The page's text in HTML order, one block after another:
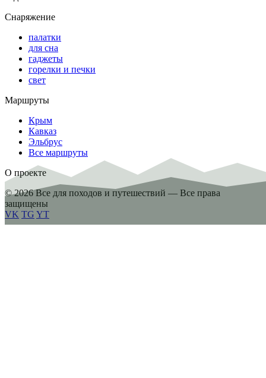
Снаряжение
палатки
для сна
гаджеты
горелки и печки
свет
Маршруты
Крым
Кавказ
Эльбрус
Все маршруты
О проекте
© 2026 Все для походов и путешествий — Все права
защищены
VK TG YT